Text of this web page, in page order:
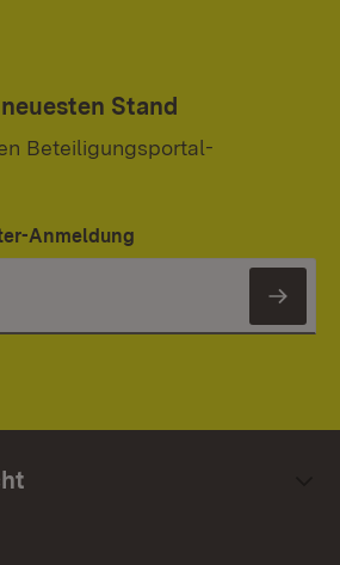
Stand
Beteiligungsportal-
Anmeldung